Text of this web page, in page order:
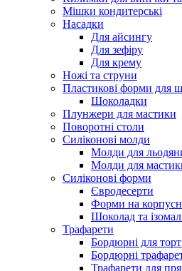
Мішки кондитерські
Насадки
Для айсингу
Для зефіру
Для крему
Ножі та струни
Пластикові форми для
Шоколадки
Плунжери для мастики
Поворотні столи
Силіконові молди
Молди для
Молди для
Силіконові форми
Євродесерти
Форми на
Шоколад та
Трафарети
Бордюрні для
Бордюрні
Трафарети для